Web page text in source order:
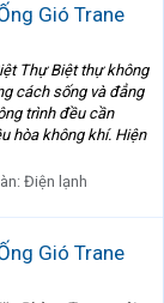
Gió Trane
Thự Biệt thự không
cách sống và đẳng
trình đều cần
hòa không khí. Hiện
Điện lạnh
Gió Trane